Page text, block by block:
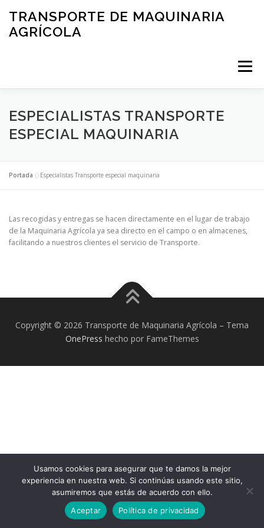
contenido
TRANSPORTE DE MAQUINARIA
AGRÍCOLA
Menú
INICIO SERVICIOS GALERÍA CONTACTO
ESPECIALISTAS TRANSPORTE
ESPECIAL MAQUINARIA
Portada »Especialistas Transporte especial maquinaria
Las recogidas y entregas se hacen directamente en el lugar de trabajo
de la Maquinaria Agrícola ya sea directo en el campo o en almacenes,
facilitando a nuestros clientes el servicio de Transporte.
Copyright © 2026 Transporte de Maquinaria Agrícola – Tema
OnePress hecho por FameThemes
Usamos cookies para asegurar que te damos la mejor
experiencia en nuestra web. Si continúas usando este sitio,
asumiremos que estás de acuerdo con ello.
Aceptar
Política de privacidad